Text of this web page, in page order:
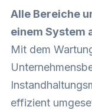
Alle Bereiche
einem System
Mit dem
effizient